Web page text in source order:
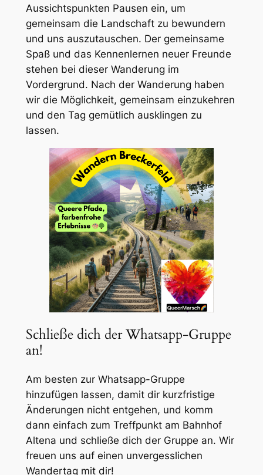
Aussichtspunkten Pausen ein, um
gemeinsam die Landschaft zu bewundern
und uns auszutauschen. Der gemeinsame
Spaß und das Kennenlernen neuer Freunde
stehen bei dieser Wanderung im
Vordergrund. Nach der Wanderung haben
wir die Möglichkeit, gemeinsam einzukehren
und den Tag gemütlich ausklingen zu
lassen.
Schließe dich der Whatsapp-Gruppe
an!
Am besten zur Whatsapp-Gruppe
hinzufügen lassen, damit dir kurzfristige
Änderungen nicht entgehen, und komm
dann einfach zum Treffpunkt am Bahnhof
Altena und schließe dich der Gruppe an. Wir
freuen uns auf einen unvergesslichen
Wandertag mit dir!